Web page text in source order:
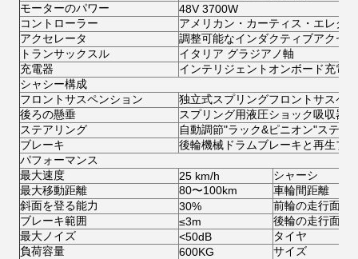
モーターのパワー
48V 3700W
コントローラー
アメリカン・カーティス・エレク
アクセレータ
調整可能なインダクティブアクセ
トランサックスル
イタリア グラジアノ軸
充電器
インテリジェントオンボード充電器
シャシー構成
フロントサスペンション
独立式スプリングフロントサスペ
後ろの懸垂
スプリング用液圧ショック吸収器
ステアリング
自動調節"ラック&ピニオン"ステア
ブレーキ
後輪機械ドラムブレーキと再生ブ
パフォーマンス
最大速度
25 km/h
シャーシ
最大移動距離
80〜100km
車輪間距離
斜面を登る能力
30%
前輪の走行面
ブレーキ範囲
≤3m
後輪の走行面
最大ノイズ
<50dB
タイヤ
負荷容量
600KG
サイズ